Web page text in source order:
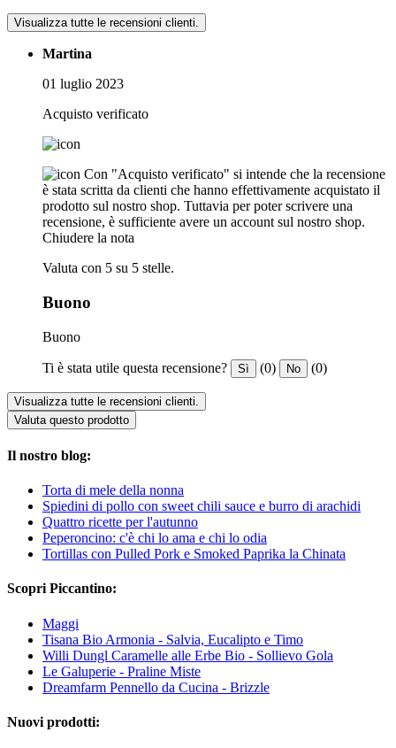
Visualizza tutte le recensioni clienti.
Martina
01 luglio 2023
Acquisto verificato
Con "Acquisto verificato" si intende che la recensione
è stata scritta da clienti che hanno effettivamente acquistato il
prodotto sul nostro shop. Tuttavia per poter scrivere una
recensione, è sufficiente avere un account sul nostro shop.
Chiudere la nota
Valuta con 5 su 5 stelle.
Buono
Buono
Ti è stata utile questa recensione? Sì (0) No (0)
Visualizza tutte le recensioni clienti.
Valuta questo prodotto
Il nostro blog:
Torta di mele della nonna
Spiedini di pollo con sweet chili sauce e burro di arachidi
Quattro ricette per l'autunno
Peperoncino: c'è chi lo ama e chi lo odia
Tortillas con Pulled Pork e Smoked Paprika la Chinata
Scopri Piccantino:
Maggi
Tisana Bio Armonia - Salvia, Eucalipto e Timo
Willi Dungl Caramelle alle Erbe Bio - Sollievo Gola
Le Galuperie - Praline Miste
Dreamfarm Pennello da Cucina - Brizzle
Nuovi prodotti: